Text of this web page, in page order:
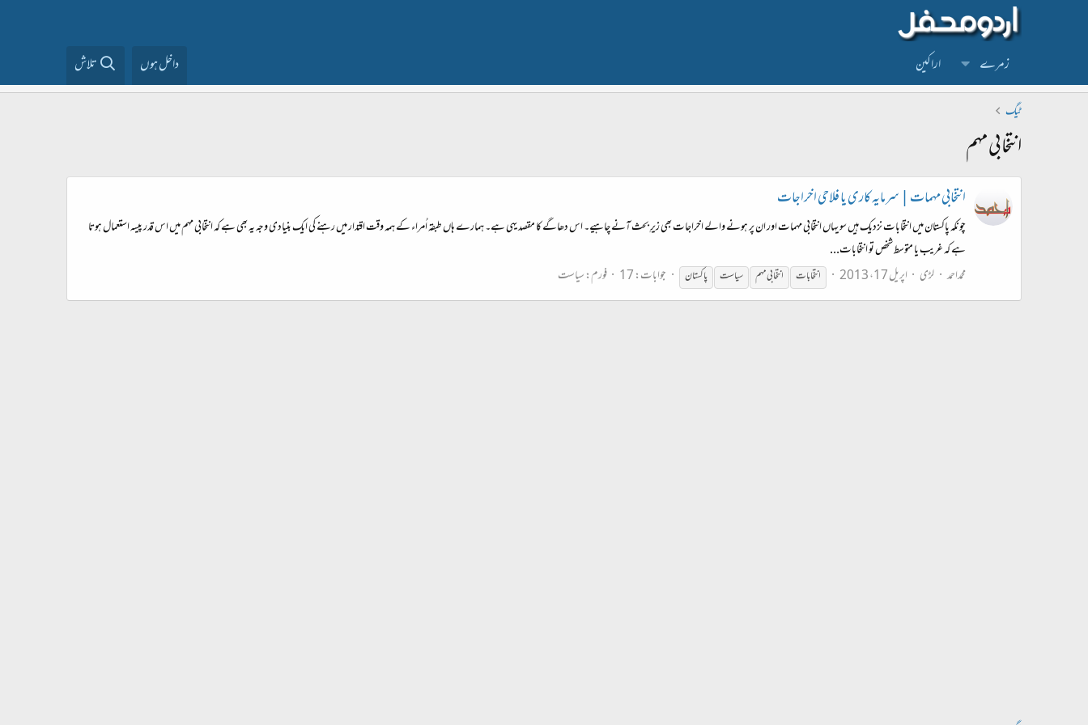
زمرے اراکین داخل ہوں تلاش
ٹیگ
انتخابی مہم
انتخابی مہمات | سرمایہ کاری یا فلاحی اخراجات
چونکہ پاکستان میں انتخابات نزدیک ہیں سو یہاں انتخابی مہمات اور ان پر ہونے والے اخراجات بھی زیرِ بحث آنے چاہیے۔ اس دھاگے کا مقصد یہی ہے۔ ہمارے ہاں طبقہ اُمراء کے ہمہ وقت اقتدار میں رہنے کی ایک بنیادی وجہ یہ بھی ہے کہ انتخابی مہم میں اس قدر پیسہ استعمال ہوتا
ہے کہ غریب یا متوسط شخص تو انتخابات...
محمداحمد لڑی اپریل 17، 2013 انتخابات انتخابیمہم سیاست پاکستان جوابات: 17 فورم:سیاست